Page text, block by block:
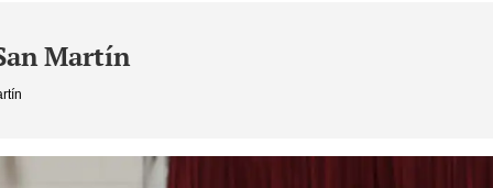
Martín